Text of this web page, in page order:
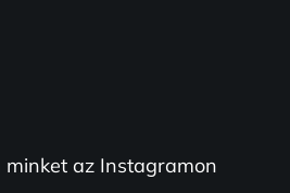
minket az Instagramon